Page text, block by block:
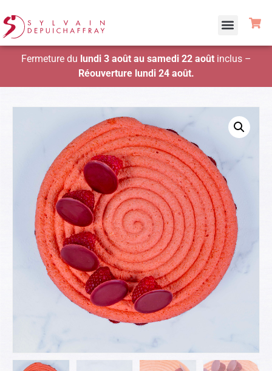
Fermeture du lundi 3 août au samedi 22 aoûtinclus –
Réouverture lundi 24 août.